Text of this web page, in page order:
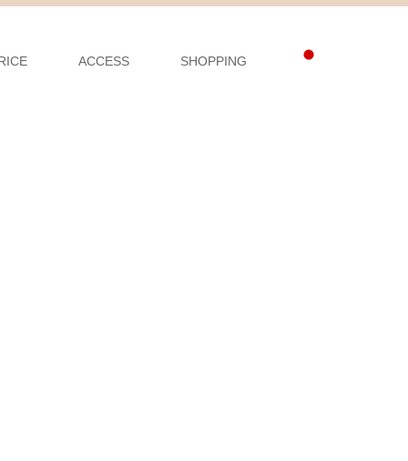
ACCESS SHOPPING